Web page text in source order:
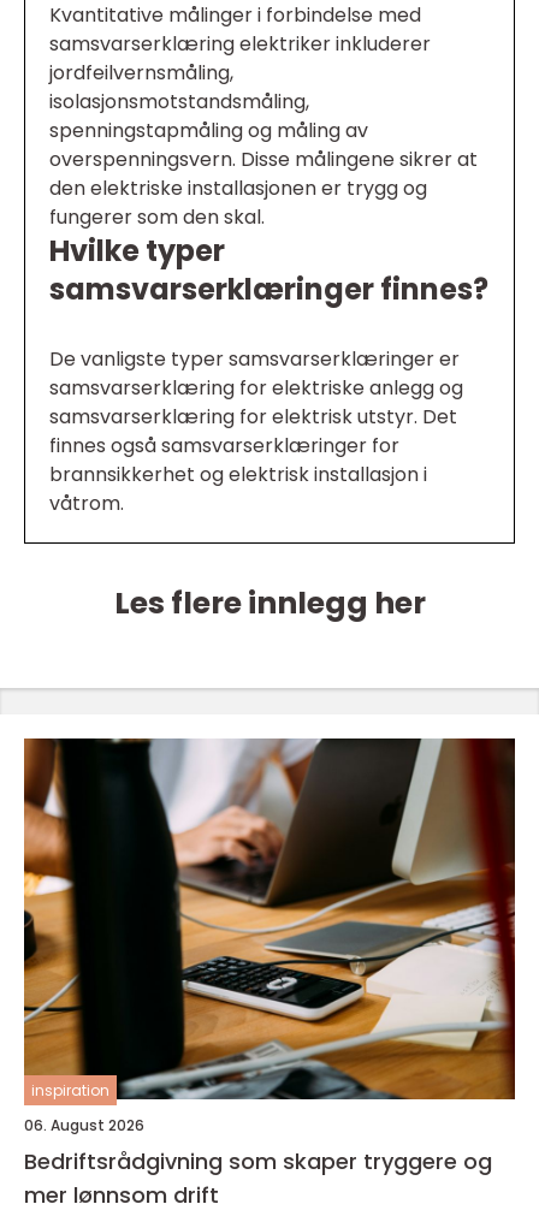
Kvantitative målinger i forbindelse med
samsvarserklæring elektriker inkluderer
jordfeilvernsmåling,
isolasjonsmotstandsmåling,
spenningstapmåling og måling av
overspenningsvern. Disse målingene sikrer at
den elektriske installasjonen er trygg og
fungerer som den skal.
Hvilke typer
samsvarserklæringer finnes?
De vanligste typer samsvarserklæringer er
samsvarserklæring for elektriske anlegg og
samsvarserklæring for elektrisk utstyr. Det
finnes også samsvarserklæringer for
brannsikkerhet og elektrisk installasjon i
våtrom.
Les flere innlegg her
inspiration
06. August 2026
Bedriftsrådgivning som skaper tryggere og
mer lønnsom drift